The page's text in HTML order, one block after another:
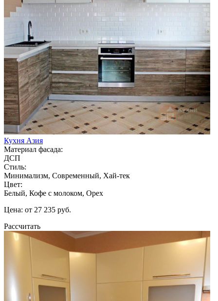
Кухня Азия
Материал фасада:
ДСП
Стиль:
Минимализм, Современный, Хай-тек
Цвет:
Белый, Кофе с молоком, Орех
Цена: от 27 235 руб.
Рассчитать